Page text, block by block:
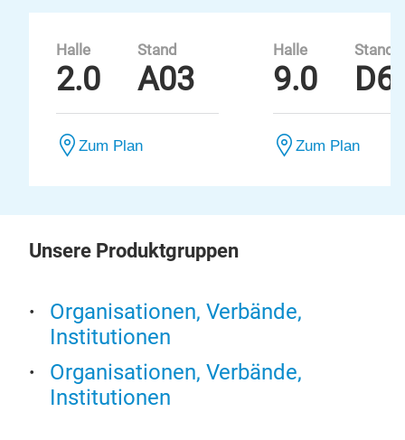
Halle
2.0
Stand
A03
Zum Plan
Halle
9.0
Stand
Zum Plan
Unsere Produktgruppen
Organisationen, Verbände,
Institutionen
Organisationen, Verbände,
Institutionen